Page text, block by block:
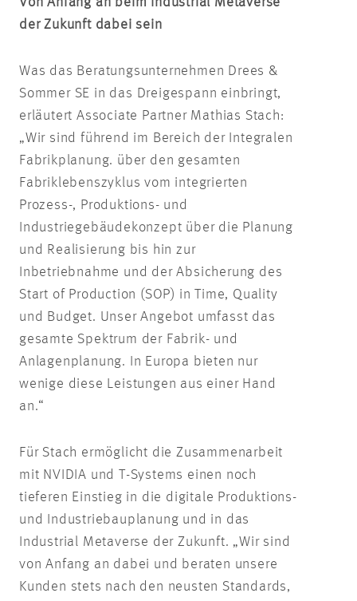
der Zukunft dabei sein
Was das Beratungsunternehmen Drees &
Sommer SE in das Dreigespann einbringt,
erläutert Associate Partner Mathias Stach:
„Wir sind führend im Bereich der Integralen
Fabrikplanung. über den gesamten
Fabriklebenszyklus vom integrierten
Prozess-, Produktions- und
Industriegebäudekonzept über die Planung
und Realisierung bis hin zur
Inbetriebnahme und der Absicherung des
Start of Production (SOP) in Time, Quality
und Budget. Unser Angebot umfasst das
gesamte Spektrum der Fabrik- und
Anlagenplanung. In Europa bieten nur
wenige diese Leistungen aus einer Hand
an.“
Für Stach ermöglicht die Zusammenarbeit
mit NVIDIA und T-Systems einen noch
tieferen Einstieg in die digitale Produktions-
und Industriebauplanung und in das
Industrial Metaverse der Zukunft. „Wir sind
von Anfang an dabei und beraten unsere
Kunden stets nach den neusten Standards,